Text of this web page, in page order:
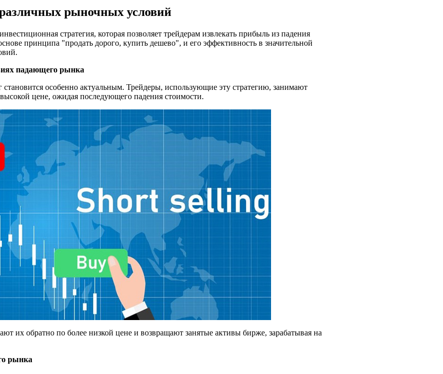
рыночных условий
стратегия, которая позволяет трейдерам извлекать прибыль из падения
принципа "продать дорого, купить дешево", и его эффективность в значительной
падающего рынка
особенно актуальным. Трейдеры, использующие эту стратегию, занимают
цене, ожидая последующего падения стоимости.
их обратно по более низкой цене и возвращают занятые активы бирже, зарабатывая на
рынка